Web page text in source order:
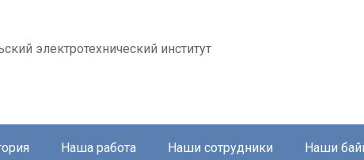
электротехнический институт
Наша работа Наши сотрудники Наши